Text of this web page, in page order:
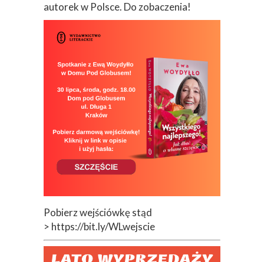
autorek w Polsce. Do zobaczenia!
Pobierz wejściówkę stąd
> https://bit.ly/WLwejscie